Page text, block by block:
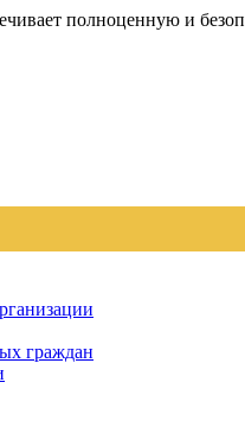
полноценную и
граждан